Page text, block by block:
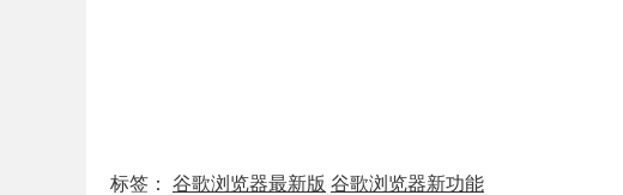
https://www.google.com/dl/release2/chrome/
标签： 谷歌浏览器最新版 谷歌浏览器新功能